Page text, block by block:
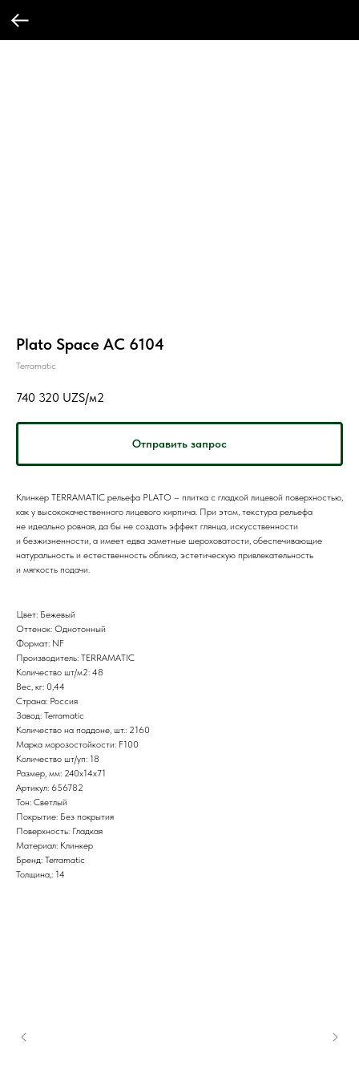
Plato Space AC 6104
Terramatic
740 320 UZS/м2
Отправить запрос
Клинкер TERRAMATIC рельефа PLATO – плитка с гладкой лицевой поверхностью,
как у высококачественного лицевого кирпича. При этом, текстура рельефа
не идеально ровная, да бы не создать эффект глянца, искусственности
и безжизненности, а имеет едва заметные шероховатости, обеспечивающие
натуральность и естественность облика, эстетическую привлекательность
и мягкость подачи.
Цвет: Бежевый
Оттенок: Однотонный
Формат: NF
Производитель: TERRAMATIC
Количество шт/м2: 48
Вес, кг: 0,44
Страна: Россия
Завод: Terramatic
Количество на поддоне, шт.: 2160
Марка морозостойкости: F100
Количество шт/уп: 18
Размер, мм: 240х14х71
Артикул: 656782
Тон: Светлый
Покрытие: Без покрытия
Поверхность: Гладкая
Материал: Клинкер
Бренд: Terramatic
Толщина,: 14